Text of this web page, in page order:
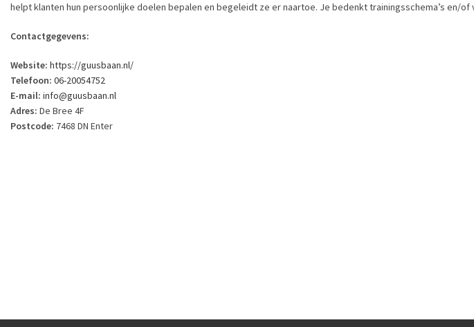
helpt klanten hun persoonlijke doelen bepalen en begeleidt ze er naartoe. Je bedenkt trainingsschema’s en/of
Contactgegevens:
Website: https://guusbaan.nl/
Telefoon: 06-20054752
E-mail: info@guusbaan.nl
Adres: De Bree 4F
Postcode: 7468 DN Enter